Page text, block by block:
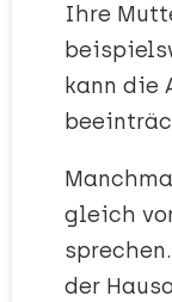
Ihre
kann die
gleich
der